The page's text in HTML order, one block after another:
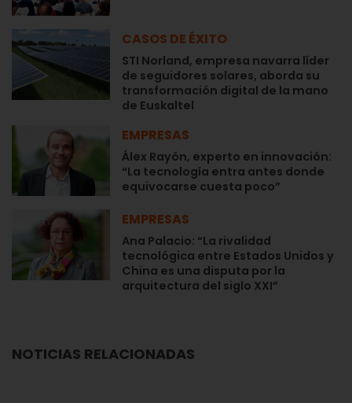
CASOS DE ÉXITO
STI Norland, empresa navarra líder
de seguidores solares, aborda su
transformación digital de la mano
de Euskaltel
EMPRESAS
Álex Rayón, experto en innovación:
“La tecnología entra antes donde
equivocarse cuesta poco”
EMPRESAS
Ana Palacio: “La rivalidad
tecnológica entre Estados Unidos y
China es una disputa por la
arquitectura del siglo XXI”
NOTICIAS RELACIONADAS